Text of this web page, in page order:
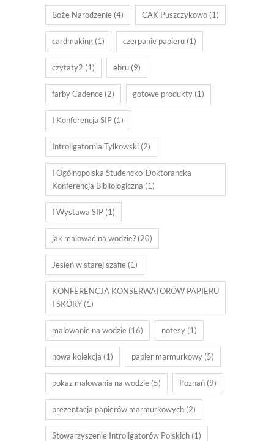
Boże Narodzenie (4) CAK Puszczykowo (1)
cardmaking (1) czerpanie papieru (1)
czytaty2 (1) ebru (9)
farby Cadence (2) gotowe produkty (1)
I Konferencja SIP (1)
Introligatornia Tylkowski (2)
I Ogólnopolska Studencko-Doktorancka
Konferencja Bibliologiczna (1)
I Wystawa SIP (1)
jak malować na wodzie? (20)
Jesień w starej szafie (1)
KONFERENCJA KONSERWATORÓW PAPIERU
I SKÓRY (1)
malowanie na wodzie (16) notesy (1)
nowa kolekcja (1) papier marmurkowy (5)
pokaz malowania na wodzie (5) Poznań (9)
prezentacja papierów marmurkowych (2)
Stowarzyszenie Introligatorów Polskich (1)